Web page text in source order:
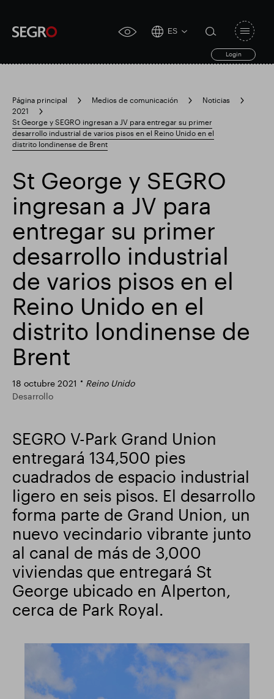
accessibility
ES
Login
search
form
Submit
search
Search
for
Responsable SEGRO
Resultados financieros
toggle
Página principal Medios de comunicación
Noticias
2021
St George y SEGRO ingresan a JV para entregar su primer
desarrollo industrial de varios pisos en el Reino Unido en el
distrito londinense de Brent
St George y SEGRO
ingresan a JV para
entregar su primer
desarrollo industrial
de varios pisos en el
Reino Unido en el
distrito londinense de
Brent
18 octubre 2021
Reino Unido
Desarrollo
SEGRO V-Park Grand Union
entregará 134,500 pies
cuadrados de espacio industrial
ligero en seis pisos. El desarrollo
forma parte de Grand Union, un
nuevo vecindario vibrante junto
al canal de más de 3,000
viviendas que entregará St
George ubicado en Alperton,
cerca de Park Royal.